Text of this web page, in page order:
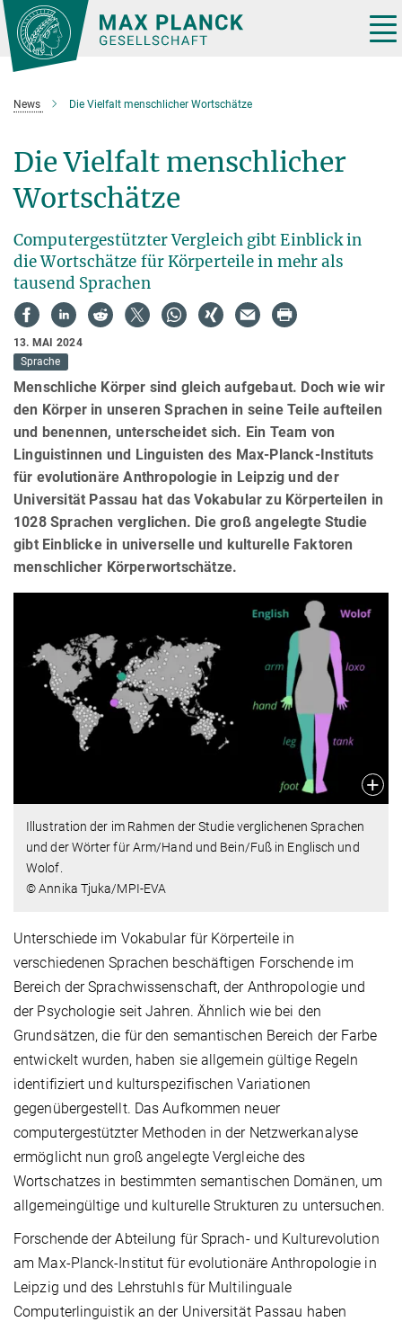
Hauptinhalt
News Die Vielfalt menschlicher Wortschätze
Die Vielfalt menschlicher
Wortschätze
Computergestützter Vergleich gibt Einblick in
die Wortschätze für Körperteile in mehr als
tausend Sprachen
13. MAI 2024
Sprache
Menschliche Körper sind gleich aufgebaut. Doch wie wir
den Körper in unseren Sprachen in seine Teile aufteilen
und benennen, unterscheidet sich. Ein Team von
Linguistinnen und Linguisten des Max-Planck-Instituts
für evolutionäre Anthropologie in Leipzig und der
Universität Passau hat das Vokabular zu Körperteilen in
1028 Sprachen verglichen. Die groß angelegte Studie
gibt Einblicke in universelle und kulturelle Faktoren
menschlicher Körperwortschätze.
Illustration der im Rahmen der Studie verglichenen Sprachen
und der Wörter für Arm/Hand und Bein/Fuß in Englisch und
Wolof.
© Annika Tjuka/MPI-EVA
Unterschiede im Vokabular für Körperteile in
verschiedenen Sprachen beschäftigen Forschende im
Bereich der Sprachwissenschaft, der Anthropologie und
der Psychologie seit Jahren. Ähnlich wie bei den
Grundsätzen, die für den semantischen Bereich der Farbe
entwickelt wurden, haben sie allgemein gültige Regeln
identifiziert und kulturspezifischen Variationen
gegenübergestellt. Das Aufkommen neuer
computergestützter Methoden in der Netzwerkanalyse
ermöglicht nun groß angelegte Vergleiche des
Wortschatzes in bestimmten semantischen Domänen, um
allgemeingültige und kulturelle Strukturen zu untersuchen.
Forschende der Abteilung für Sprach- und Kulturevolution
am Max-Planck-Institut für evolutionäre Anthropologie in
Leipzig und des Lehrstuhls für Multilinguale
Computerlinguistik an der Universität Passau haben